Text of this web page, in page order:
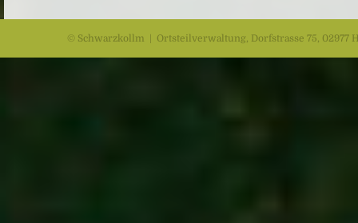
© Schwarzkollm | Ortsteilverwaltung, Dorfstrasse 75, 02977